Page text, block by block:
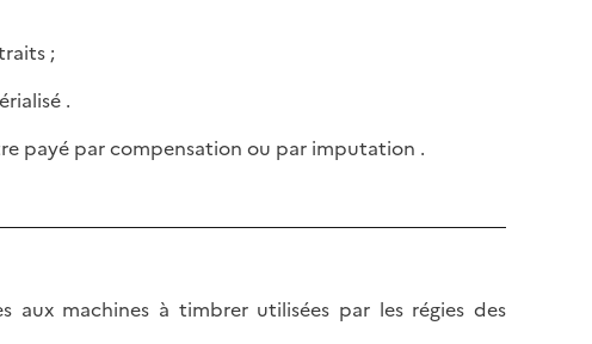
;
.
payé par compensation ou par imputation .
aux machines à timbrer utilisées par les régies des